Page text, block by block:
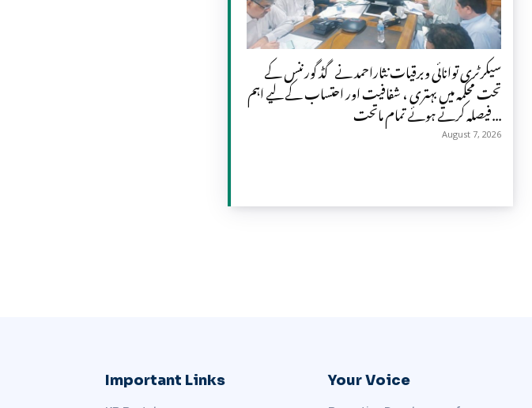
سیکرٹری توانائی وبرقیات نثاراحمد نے گڈ گورننس کے
تحت محکمہ میں بہتری ، شفافیت اور احتساب کے لیے اہم
فیصلہ کرتے ہوئے تمام ماتحت...
August 7, 2026
Important Links Your Voice